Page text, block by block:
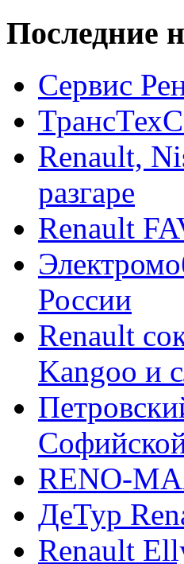
Последние
Сервис
Renault,
разгаре
Renault
России
Renault
Kangoo и
RENO-
ДеТур
Renault